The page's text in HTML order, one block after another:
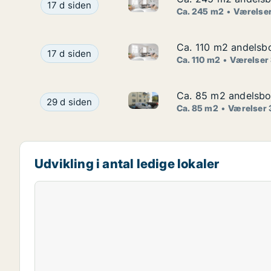
Ca. 245 m2 andelsbolig til salg på 1900
17 d siden
Ca. 245 m2
Ca. 110 m2 andelsbolig til salg på 1900
17 d siden Ca. 110 m2 andelsbolig til
Ca. 110 m2
Ca. 110 m2
Ca. 110 m2 Værelser
Ca. 85 m2 andelsbolig til salg på 2100
29 d siden Ca. 85 m2 andelsbolig til
Ca. 85 m2
Ca. 85 m2
Ca. 85 m2 Værelser
Udvikling i antal ledige lokaler